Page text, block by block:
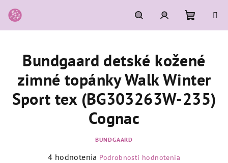
na
obsah
HľadaťPrihlásenie
košík
Bundgaard detské kožené
zimné topánky Walk Winter
Sport tex (BG303263W-235)
Cognac
BUNDGAARD
Priemerné
4 hodnotenia Podrobnosti hodnotenia